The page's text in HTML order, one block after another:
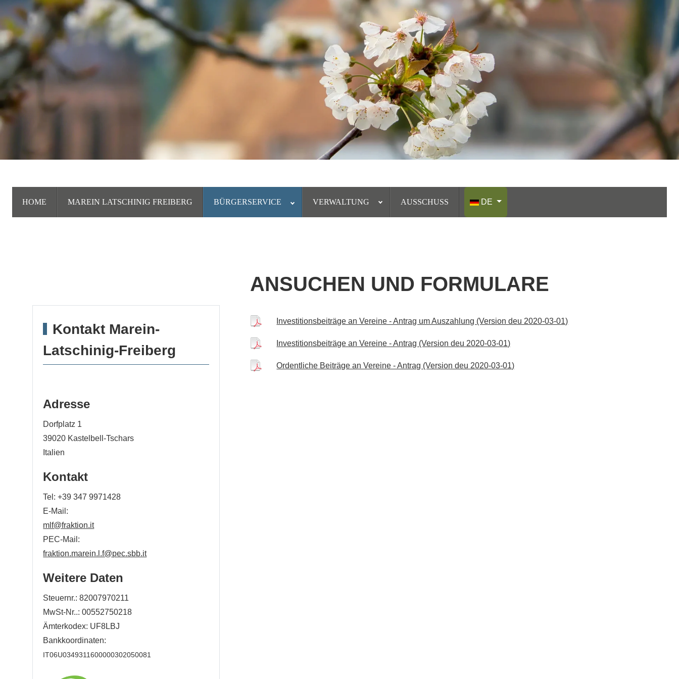
HOME MAREIN LATSCHINIG FREIBERG BÜRGERSERVICE VERWALTUNG AUSSCHUSS
DE
Kontakt Marein-
Latschinig-Freiberg
Adresse
Dorfplatz 1
39020 Kastelbell-Tschars
Italien
Kontakt
Tel:+39 347 9971428
E-Mail:
mlf@fraktion.it
PEC-Mail:
fraktion.marein.l.f@pec.sbb.it
Weitere Daten
Steuernr.: 82007970211
MwSt-Nr..: 00552750218
Ämterkodex: UF8LBJ
Bankkoordinaten:
IT06U0349311600000302050081
ANSUCHEN UND FORMULARE
Investitionsbeiträge an Vereine - Antrag um Auszahlung (Version deu 2020-03-01)
Investitionsbeiträge an Vereine - Antrag (Version deu 2020-03-01)
Ordentliche Beiträge an Vereine - Antrag (Version deu 2020-03-01)